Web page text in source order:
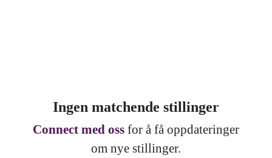
Ingen matchende stillinger
Connect med oss for å få oppdateringer
om nye stillinger.